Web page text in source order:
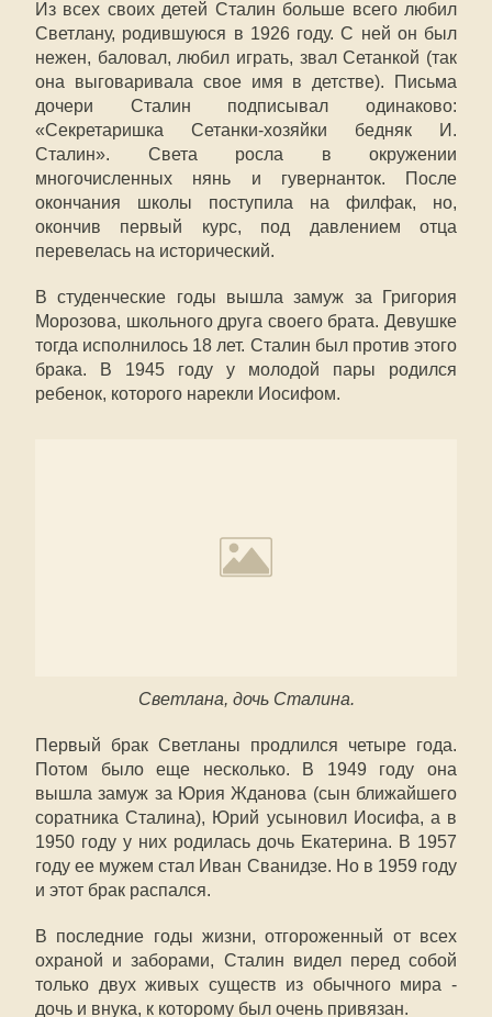
Из всех своих детей Сталин больше всего любил
Светлану, родившуюся в 1926 году. С ней он был
нежен, баловал, любил играть, звал Сетанкой (так
она выговаривала свое имя в детстве). Письма
дочери Сталин подписывал одинаково:
«Секретаришка Сетанки-хозяйки бедняк И.
Сталин». Света росла в окружении
многочисленных нянь и гувернанток. После
окончания школы поступила на филфак, но,
окончив первый курс, под давлением отца
перевелась на исторический.
В студенческие годы вышла замуж за Григория
Морозова, школьного друга своего брата. Девушке
тогда исполнилось 18 лет. Сталин был против этого
брака. В 1945 году у молодой пары родился
ребенок, которого нарекли Иосифом.
Светлана, дочь Сталина.
Первый брак Светланы продлился четыре года.
Потом было еще несколько. В 1949 году она
вышла замуж за Юрия Жданова (сын ближайшего
соратника Сталина), Юрий усыновил Иосифа, а в
1950 году у них родилась дочь Екатерина. В 1957
году ее мужем стал Иван Сванидзе. Но в 1959 году
и этот брак распался.
В последние годы жизни, отгороженный от всех
охраной и заборами, Сталин видел перед собой
только двух живых существ из обычного мира -
дочь и внука, к которому был очень привязан.